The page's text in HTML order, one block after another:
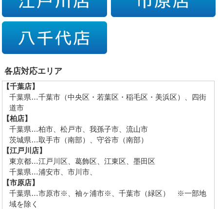
各店対応エリア
【千葉店】
千葉県…千葉市（中央区・若葉区・稲毛区・美浜区）、四街
道市
【柏店】
千葉県…柏市、松戸市、我孫子市、流山市
茨城県…取手市（南部）、守谷市（南部）
【江戸川店】
東京都…江戸川区、葛飾区、江東区、墨田区
千葉県…浦安市、市川市、
【市原店】
千葉県…市原市※、袖ヶ浦市※、千葉市（緑区） ※一部地
域を除く